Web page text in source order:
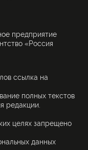
предприятие
«Россия
ссылка на
полных текстов
редакции.
целях запрещено
данных